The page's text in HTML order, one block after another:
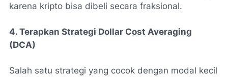
karena kripto bisa dibeli secara fraksional.
4. Terapkan Strategi Dollar Cost Averaging
(DCA)
Salah satu strategi yang cocok dengan modal kecil